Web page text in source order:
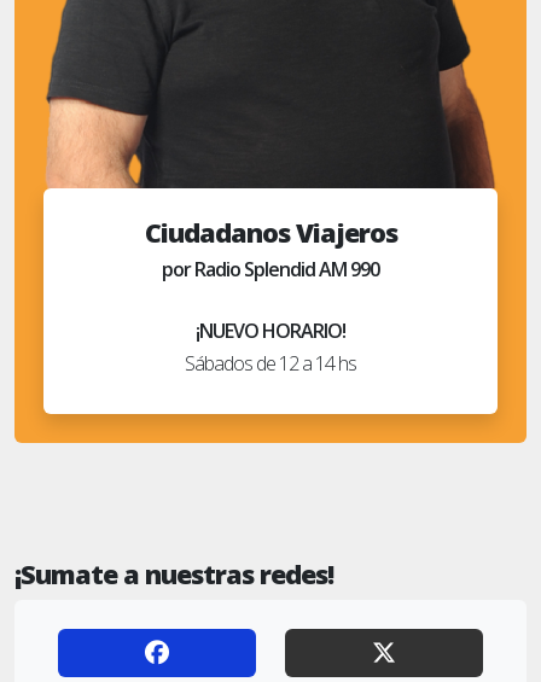
Ciudadanos Viajeros
por Radio Splendid AM 990
¡NUEVO HORARIO!
Sábados de 12 a 14 hs